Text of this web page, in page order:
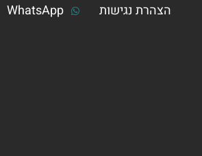
הצהרת נגישות
WhatsApp